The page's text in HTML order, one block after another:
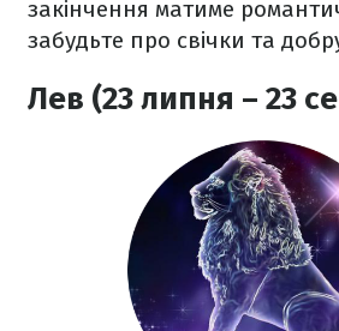
закінчення матиме
забудьте про свічки та
Лев (23 липня – 23